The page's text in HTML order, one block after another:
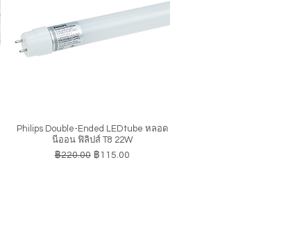
ดูข้อมูลด่วน
Philips Double-Ended LEDtube หลอด
นีออน ฟิลิปส์ T8 22W
ราคาปกติ
฿220.00 ราคาขายลด
฿115.00